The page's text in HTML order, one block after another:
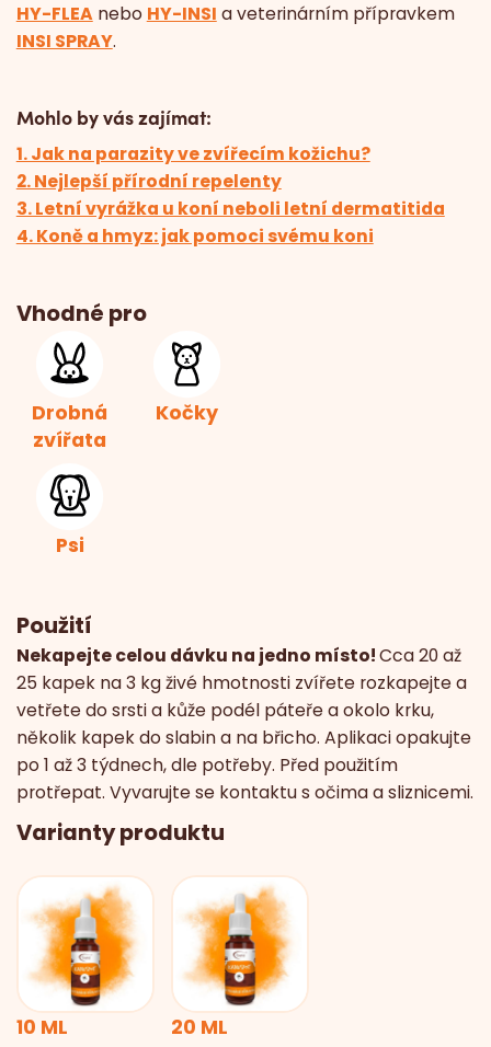
HY-FLEAnebo HY-INSI a veterinárním přípravkem
INSI SPRAY.
Mohlo by vás zajímat:
1. Jak na parazity ve zvířecím kožichu?
2. Nejlepší přírodní repelenty
3. Letní vyrážka u koní neboli letní dermatitida
4. Koně a hmyz: jak pomoci svému koni
Vhodné pro
Drobná
zvířata
Kočky
Psi
Použití
Nekapejte celou dávku na jedno místo!Cca 20 až
25 kapek na 3 kg živé hmotnosti zvířete rozkapejte a
vetřete do srsti a kůže podél páteře a okolo krku,
několik kapek do slabin a na břicho. Aplikaci opakujte
po 1 až 3 týdnech, dle potřeby. Před použitím
protřepat. Vyvarujte se kontaktu s očima a sliznicemi.
Varianty produktu
10 ML 20 ML